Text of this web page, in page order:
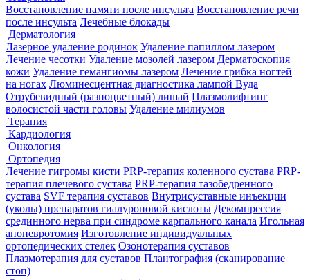
Восстановление памяти после инсульта Восстановление речи
после инсульта Лечебные блокады
Дерматология
Лазерное удаление родинок Удаление папиллом лазером
Лечение чесотки Удаление мозолей лазером Дерматоскопия
кожи Удаление гемангиомы лазером Лечение грибка ногтей
на ногах Люминесцентная диагностика лампой Вуда
Отрубевидный (разноцветный) лишай Плазмолифтинг
волосистой части головы Удаление милиумов
Терапия
Кардиология
Онкология
Ортопедия
Лечение гигромы кисти PRP-терапия коленного сустава PRP-
терапия плечевого сустава PRP-терапия тазобедренного
сустава SVF терапия суставов Внутрисуставные инъекции
(уколы) препаратов гиалуроновой кислоты Декомпрессия
срединного нерва при синдроме карпального канала Игольная
апоневротомия Изготовление индивидуальных
ортопедических стелек Озонотерапия суставов
Плазмотерапия для суставов Плантография (сканирование
стоп)